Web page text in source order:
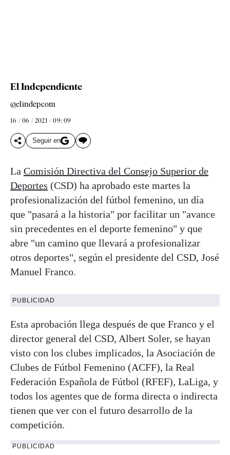
El Independiente
@elindepcom
16 / 06 / 2021 - 09: 09
Seguir en
La Comisión Directiva del Consejo Superior de
Deportes (CSD) ha aprobado este martes la
profesionalización del fútbol femenino, un día
que "pasará a la historia" por facilitar un "avance
sin precedentes en el deporte femenino" y que
abre "un camino que llevará a profesionalizar
otros deportes", según el presidente del CSD, José
Manuel Franco.
PUBLICIDAD
Esta aprobación llega después de que Franco y el
director general del CSD, Albert Soler, se hayan
visto con los clubes implicados, la Asociación de
Clubes de Fútbol Femenino (ACFF), la Real
Federación Española de Fútbol (RFEF), LaLiga, y
todos los agentes que de forma directa o indirecta
tienen que ver con el futuro desarrollo de la
competición.
PUBLICIDAD